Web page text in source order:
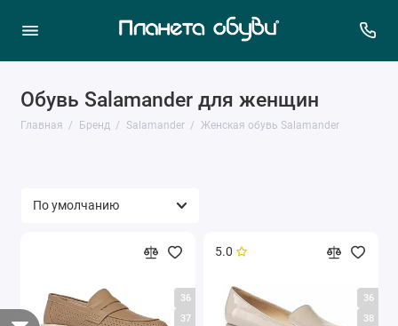
Обувь Salamander для женщин
Главная Бренд Salamander Женская обувь Salamander
36
37
5.0
36
38